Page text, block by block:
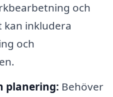
och
kan inkludera
och
planering: Behöver